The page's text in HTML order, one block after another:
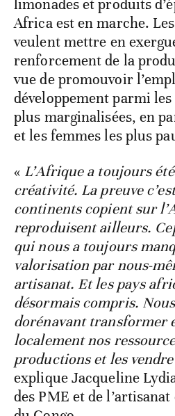
limonades et produits
Africa est en marche.
veulent mettre en
renforcement de la
vue de promouvoir
développement parmi
plus marginalisées, en
et les femmes les plus
« L’Afrique a toujours
créativité. La preuve
continents copient sur
reproduisent ailleurs.
qui nous a toujours
valorisation par nous-
artisanat. Et les pays
désormais compris.
dorénavant transformer
localement nos
productions et les
explique Jacqueline
des PME et de